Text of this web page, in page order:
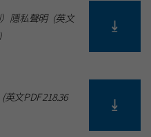
隱私聲明 (英文
(英文PDF218.36